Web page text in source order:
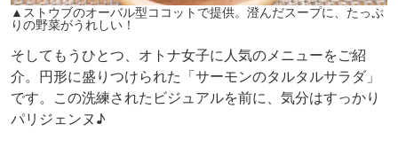
▲ストウブのオーバル型ココットで提供。澄んだスープに、たっぷ
りの野菜がうれしい！
そしてもうひとつ、オトナ女子に人気のメニューをご紹
介。円形に盛りつけられた「サーモンのタルタルサラダ」
です。この洗練されたビジュアルを前に、気分はすっかり
パリジェンヌ♪